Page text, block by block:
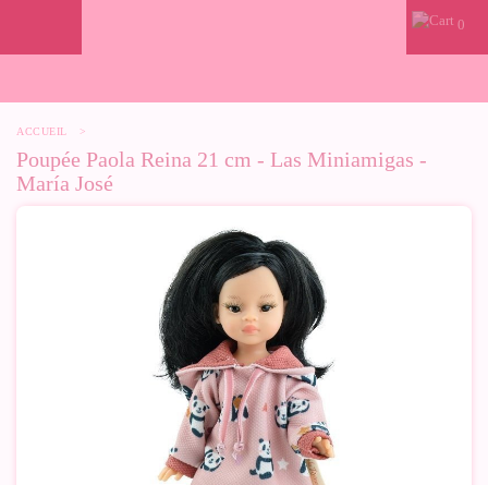
0
ACCUEIL >
Poupée Paola Reina 21 cm - Las Miniamigas -
María José